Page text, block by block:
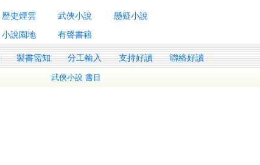
歷史煙雲 武俠小說
懸疑小說
小說園地 有聲書籍
製書需知 分工輸入 支持好讀 聯絡好讀
武俠小說 書目